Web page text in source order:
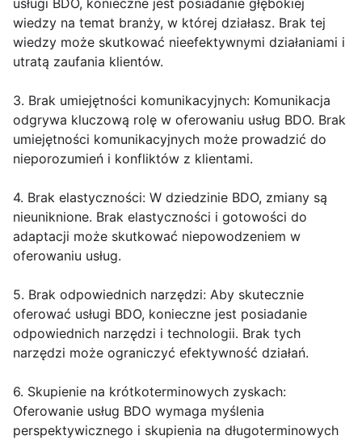
usługi BDO, konieczne jest posiadanie głębokiej
wiedzy na temat branży, w której działasz. Brak tej
wiedzy może skutkować nieefektywnymi działaniami i
utratą zaufania klientów.
3. Brak umiejętności komunikacyjnych: Komunikacja
odgrywa kluczową rolę w oferowaniu usług BDO. Brak
umiejętności komunikacyjnych może prowadzić do
nieporozumień i konfliktów z klientami.
4. Brak elastyczności: W dziedzinie BDO, zmiany są
nieuniknione. Brak elastyczności i gotowości do
adaptacji może skutkować niepowodzeniem w
oferowaniu usług.
5. Brak odpowiednich narzędzi: Aby skutecznie
oferować usługi BDO, konieczne jest posiadanie
odpowiednich narzędzi i technologii. Brak tych
narzędzi może ograniczyć efektywność działań.
6. Skupienie na krótkoterminowych zyskach:
Oferowanie usług BDO wymaga myślenia
perspektywicznego i skupienia na długoterminowych